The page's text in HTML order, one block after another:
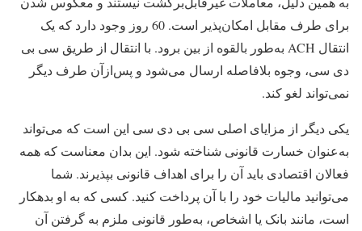
برای طرف مقابل امکان‌پذیر است. 60 روز وجود دارد که یک
انتقال ACH به‌طور بالقوه از بین برود. با انتقال از طریق سی بی
دی سی، وجوه بلافاصله ارسال می‌شود و پس‌ازآن طرف دیگر
نمی‌تواند لغو کند.
یکی دیگر از مزایای اصلی سی بی دی سی این است که می‌تواند
به‌عنوان خسارت قانونی شناخته شود. این بدان معناست که همه
فعالان اقتصادی باید آن را برای اهداف قانونی بپذیرند. شما
می‌توانید مالیات خود را با آن پرداخت کنید. کسی که به او بدهکار
است، مانند بانک یا اشخاص، به‌طور قانونی ملزم به گرفتن آن